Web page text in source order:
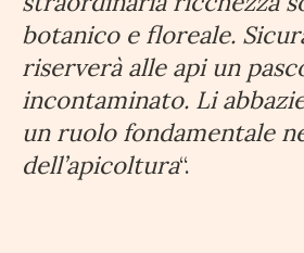
botanico e floreale.
riserverà alle api un
incontaminato. Li
un ruolo fondamentale
dell’apicoltura“.